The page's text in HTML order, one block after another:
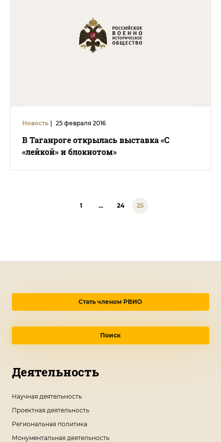
Новость 25 февраля 2016
В Таганроге открылась выставка «С
«лейкой» и блокнотом»
1 ... 24 25
Стать членом РВИО
Поиск
Деятельность
Научная деятельность
Проектная деятельность
Региональная политика
Монументальная деятельность